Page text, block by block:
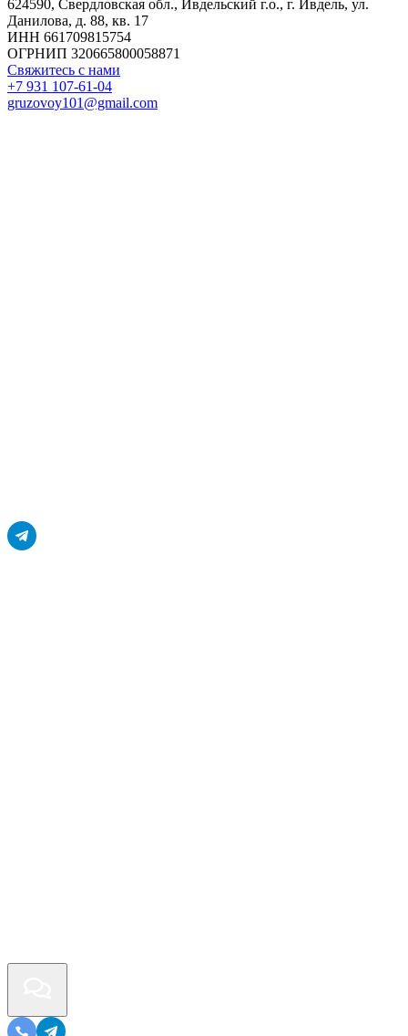
624590, Свердловская обл., Ивдельский г.о., г. Ивдель, ул.
Данилова, д. 88, кв. 17
ИНН 661709815754
ОГРНИП 320665800058871
Свяжитесь с нами
+7 931 107-61-04
gruzovoy101@gmail.com